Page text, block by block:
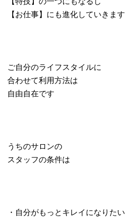
【お仕事】にも進化していきます
ご自分のライフスタイルに
合わせて利用方法は
自由自在です
うちのサロンの
スタッフの条件は
・自分がもっとキレイになりたい